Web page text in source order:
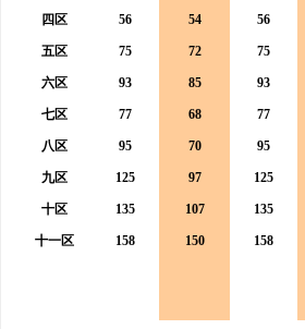
四区 56 54 56
五区 75 72 75
六区 93 85 93
七区 77 68 77
八区 95 70 95
九区 125 97 125
十区 135 107 135
十一区 158 150 158
天天给他免费派单？